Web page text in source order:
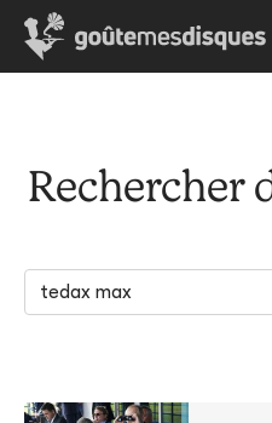
Rechercher